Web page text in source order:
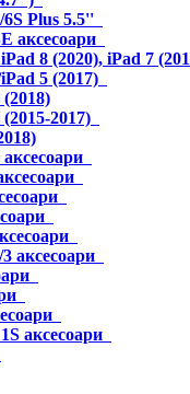
Plus 5.5''
аксесоари
8 (2020), iPad 7
5 (2017)
2017)
аксесоари
аксесоари